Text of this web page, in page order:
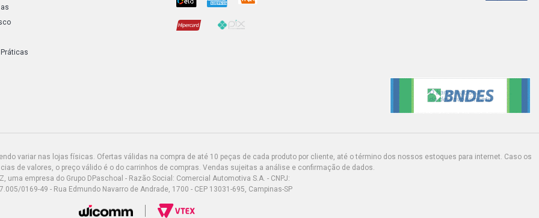
variar nas lojas físicas. Ofertas válidas na compra de até 10 peças de cada produto por cliente, até o término dos nossos estoques para internet. Caso os
de valores, o preço válido é o do carrinhos de compras. Vendas sujeitas a análise e confirmação de dados.
uma empresa do Grupo DPaschoal - Razão Social: Comercial Automotiva S.A. - CNPJ:
0169-49 - Rua Edmundo Navarro de Andrade, 1700 - CEP 13031-695, Campinas-SP